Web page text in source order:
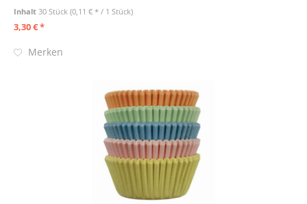
Inhalt30 Stück(0,11 € * / 1 Stück)
3,30 € *
Merken